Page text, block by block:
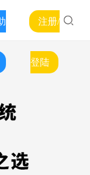
注册/
登陆